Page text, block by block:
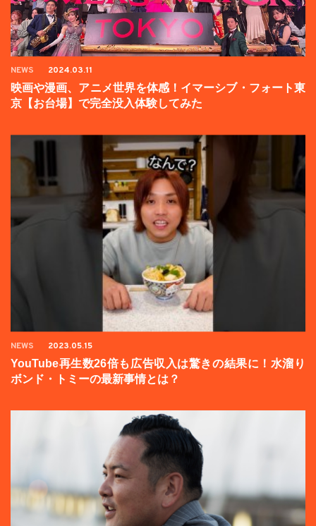
NEWS 2024.03.11
映画や漫画、アニメ世界を体感！イマーシブ・フォート東
京【お台場】で完全没入体験してみた
NEWS 2023.05.15
YouTube再生数26倍も広告収入は驚きの結果に！水溜り
ボンド・トミーの最新事情とは？